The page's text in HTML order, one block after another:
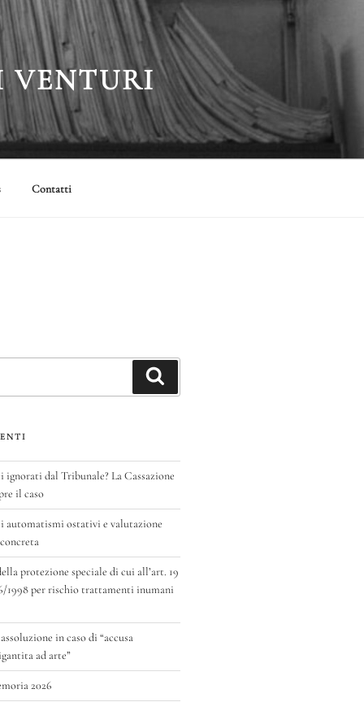
VENTURI
Contatti
dal Tribunale? La Cassazione
il caso
automatismi ostativi e valutazione
protezione speciale di cui all’art. 19
1998 per rischio trattamenti inumani
in caso di “accusa
ad arte”
2026